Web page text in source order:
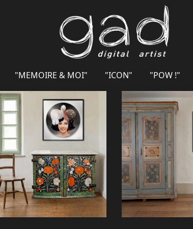
"MEMOIRE & MOI" "ICON" "POW !"